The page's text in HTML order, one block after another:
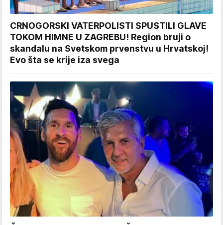
CRNOGORSKI VATERPOLISTI SPUSTILI GLAVE
TOKOM HIMNE U ZAGREBU! Region bruji o
skandalu na Svetskom prvenstvu u Hrvatskoj!
Evo šta se krije iza svega